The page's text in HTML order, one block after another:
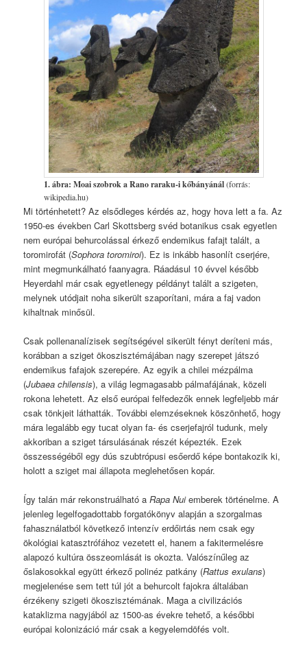
1. ábra: Moai szobrok a Rano raraku-i kőbányánál(forrás:
wikipedia.hu)
Mi történhetett? Az elsődleges kérdés az, hogy hova lett a fa. Az
1950-es években Carl Skottsberg svéd botanikus csak egyetlen
nem európai behurcolással érkező endemikus fafajt talált, a
toromirofát (Sophora toromiroi). Ez is inkább hasonlít cserjére,
mint megmunkálható faanyagra. Ráadásul 10 évvel később
Heyerdahl már csak egyetlenegy példányt talált a szigeten,
melynek utódjait noha sikerült szaporítani, mára a faj vadon
kihaltnak minősül.
Csak pollenanalízisek segítségével sikerült fényt deríteni más,
korábban a sziget ökoszisztémájában nagy szerepet játszó
endemikus fafajok szerepére. Az egyik a chilei mézpálma
(Jubaea chilensis), a világ legmagasabb pálmafájának, közeli
rokona lehetett. Az első európai felfedezők ennek legfeljebb már
csak tönkjeit láthatták. További elemzéseknek köszönhető, hogy
mára legalább egy tucat olyan fa- és cserjefajról tudunk, mely
akkoriban a sziget társulásának részét képezték. Ezek
összességéből egy dús szubtrópusi esőerdő képe bontakozik ki,
holott a sziget mai állapota meglehetősen kopár.
Így talán már rekonstruálható aRapa Nuiemberek történelme. A
jelenleg legelfogadottabb forgatókönyv alapján a szorgalmas
fahasználatból következő intenzív erdőirtás nem csak egy
ökológiai katasztrófához vezetett el, hanem a fakitermelésre
alapozó kultúra összeomlását is okozta. Valószínűleg az
őslakosokkal együtt érkező polinéz patkány (Rattus exulans)
megjelenése sem tett túl jót a behurcolt fajokra általában
érzékeny szigeti ökoszisztémának. Maga a civilizációs
kataklizma nagyjából az 1500-as évekre tehető, a későbbi
európai kolonizáció már csak a kegyelemdöfés volt.